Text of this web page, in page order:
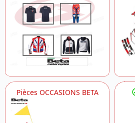
Pièces OCCASIONS BETA